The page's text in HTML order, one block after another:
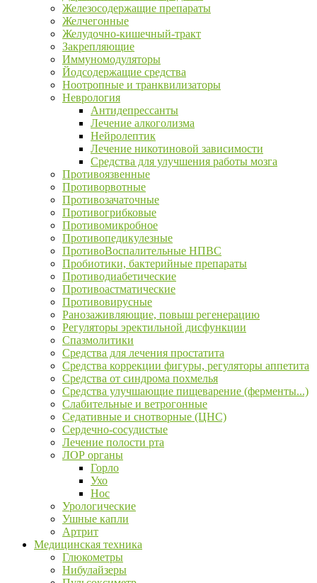
Железосодержащие препараты
Желчегонные
Желудочно-кишечный-тракт
Закрепляющие
Иммуномодуляторы
Йодсодержащие средства
Ноотропные и транквилизаторы
Неврология
Антидепрессанты
Лечение алкоголизма
Нейролептик
Лечение никотиновой зависимости
Средства для улучшения работы мозга
Противоязвенные
Противорвотные
Противозачаточные
Противогрибковые
Противомикробное
Противопедикулезные
ПротивоВоспалительные НПВС
Пробиотики, бактерийные препараты
Противодиабетические
Противоастматические
Противовирусные
Ранозаживляющие, повыш регенерацию
Регуляторы эректильной дисфункции
Спазмолитики
Средства для лечения простатита
Средства коррекции фигуры, регуляторы аппетита
Средства от синдрома похмелья
Средства улучшающие пищеварение (ферменты...)
Слабительные и ветрогонные
Седативные и снотворные (ЦНС)
Сердечно-сосудистые
Лечение полости рта
ЛОР органы
Горло
Ухо
Нос
Урологические
Ушные капли
Артрит
Медицинская техника
Глюкометры
Нибулайзеры